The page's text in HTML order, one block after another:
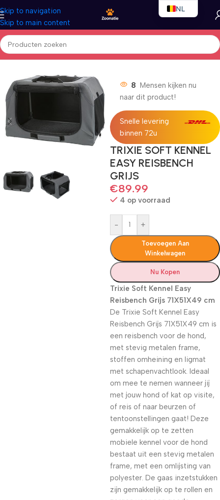
Skip to navigation
Skip to main content
Home/Honden/Vervoersbox
8 Mensen kijken nu
naar dit product!
Snelle levering
binnen 72u
TRIXIE SOFT KENNEL
EASY REISBENCH
GRIJS
€89.99
4 op voorraad
- +
Toevoegen Aan
Winkelwagen
Nu Kopen
Trixie Soft Kennel Easy
Reisbench Grijs 71X51X49 cm
De Trixie Soft Kennel Easy
Reisbench Grijs 71X51X49 cm is
een reisbench voor de hond,
met stevig metalen frame,
stoffen omheining en ligmat
met schapenvachtlook. Ideaal
om mee te nemen wanneer jij
met jouw hond of kat op visite,
of reis of naar beurzen of
tentoonstellingen gaat! Deze
gemakkelijk op te zetten
mobiele kennel voor de hond
bestaat uit een stevig metalen
frame, met een omlijsting van
polyester. De gaas inzetstukken
zijn gemakkelijk op te rollen en
NL